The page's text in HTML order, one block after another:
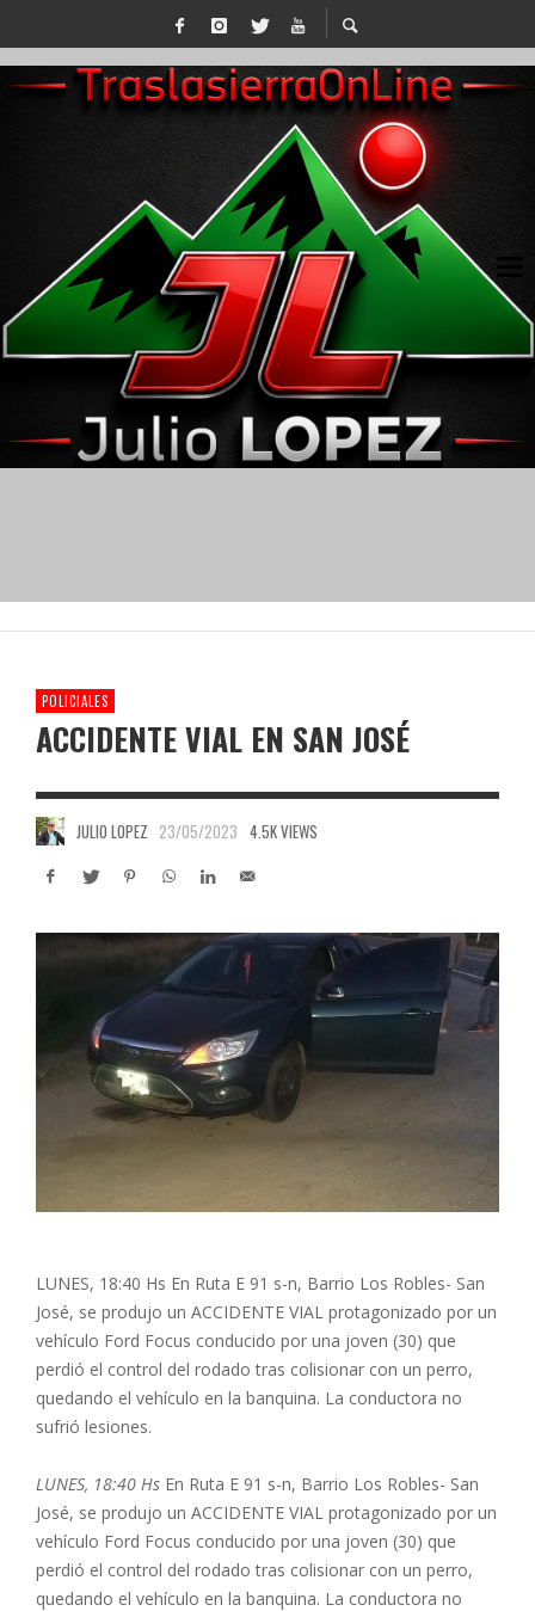
POLICIALES
ACCIDENTE VIAL EN SAN JOSÉ
JULIO LOPEZ 23/05/2023 4.5K VIEWS
LUNES, 18:40 Hs En Ruta E 91 s-n, Barrio Los Robles- San
José, se produjo un ACCIDENTE VIAL protagonizado por un
vehículo Ford Focus conducido por una joven (30) que
perdió el control del rodado tras colisionar con un perro,
quedando el vehículo en la banquina. La conductora no
sufrió lesiones.
LUNES, 18:40 Hs En Ruta E 91 s-n, Barrio Los Robles- San
José, se produjo un ACCIDENTE VIAL protagonizado por un
vehículo Ford Focus conducido por una joven (30) que
perdió el control del rodado tras colisionar con un perro,
quedando el vehículo en la banquina. La conductora no